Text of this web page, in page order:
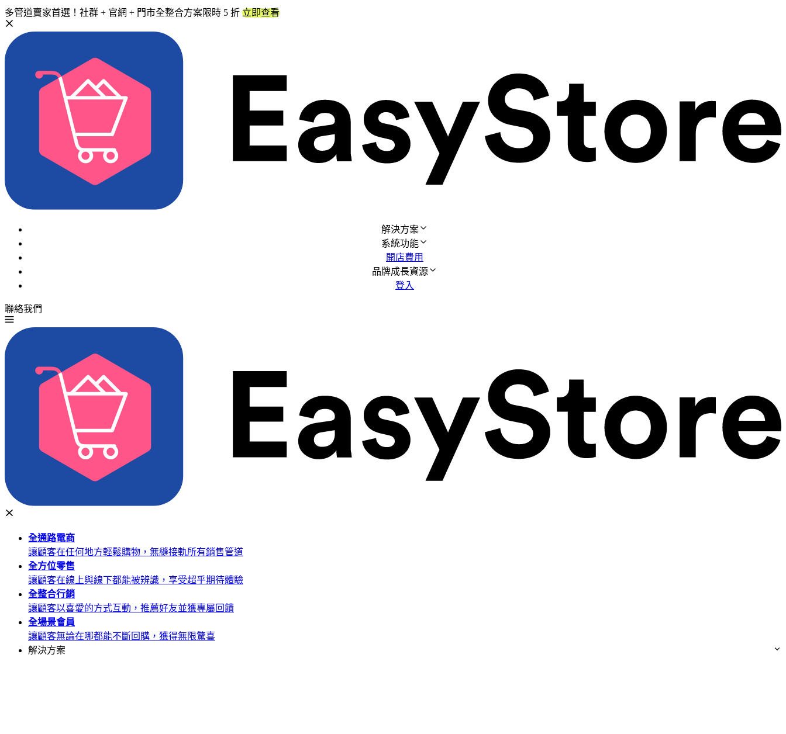
多管道賣家首選！社群 + 官網 + 門市全整合方案限時 5 折 立即查看
解決方案
系統功能
開店費用
品牌成長資源
登入
聯絡我們
全通路電商
讓顧客在任何地方輕鬆購物，無縫接軌所有銷售管道
全方位零售
讓顧客在線上與線下都能被辨識，享受超乎期待體驗
全整合行銷
讓顧客以喜愛的方式互動，推薦好友並獲專屬回饋
全場景會員
讓顧客無論在哪都能不斷回購，獲得無限驚喜
解決方案